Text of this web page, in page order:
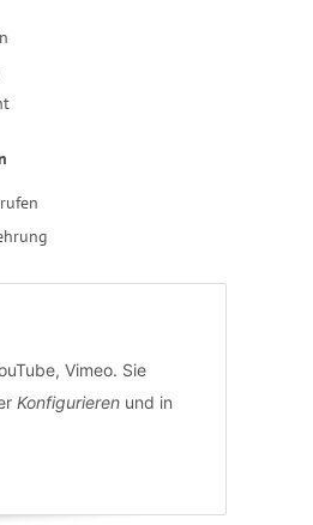
Vimeo. Sie
Konfigurieren und in